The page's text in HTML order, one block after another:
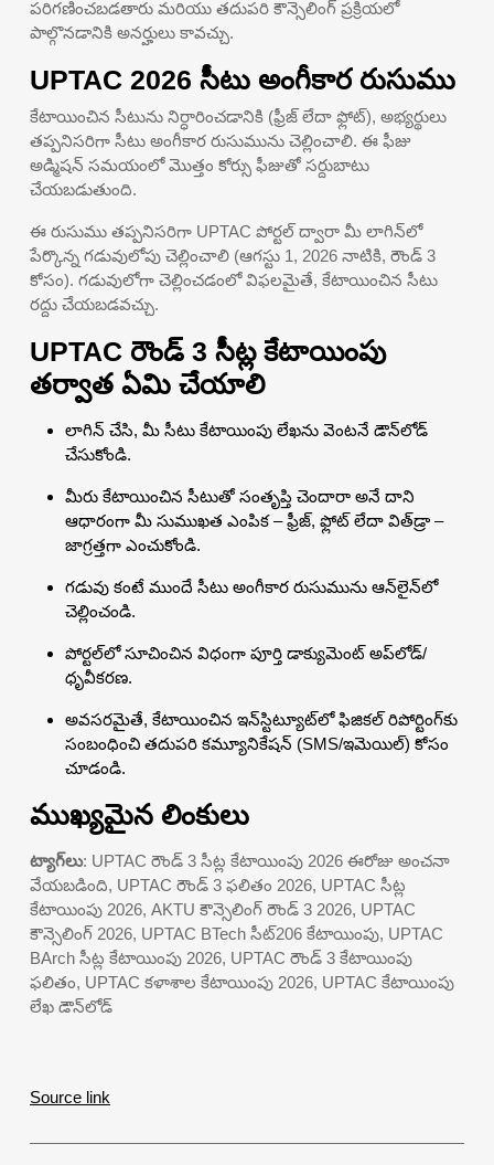
పరిగణించబడతారు మరియు తదుపరి కౌన్సెలింగ్ ప్రక్రియలో
పాల్గొనడానికి అనర్హులు కావచ్చు.
UPTAC 2026 సీటు అంగీకార రుసుము
కేటాయించిన సీటును నిర్ధారించడానికి (ఫ్రీజ్ లేదా ఫ్లోట్), అభ్యర్థులు
తప్పనిసరిగా సీటు అంగీకార రుసుమును చెల్లించాలి. ఈ ఫీజు
అడ్మిషన్ సమయంలో మొత్తం కోర్సు ఫీజుతో సర్దుబాటు
చేయబడుతుంది.
ఈ రుసుము తప్పనిసరిగా UPTAC పోర్టల్ ద్వారా మీ లాగిన్‌లో
పేర్కొన్న గడువులోపు చెల్లించాలి (ఆగస్టు 1, 2026 నాటికి, రౌండ్ 3
కోసం). గడువులోగా చెల్లించడంలో విఫలమైతే, కేటాయించిన సీటు
రద్దు చేయబడవచ్చు.
UPTAC రౌండ్ 3 సీట్ల కేటాయింపు
తర్వాత ఏమి చేయాలి
లాగిన్ చేసి, మీ సీటు కేటాయింపు లేఖను వెంటనే డౌన్‌లోడ్
చేసుకోండి.
మీరు కేటాయించిన సీటుతో సంతృప్తి చెందారా అనే దాని
ఆధారంగా మీ సుముఖత ఎంపిక – ఫ్రీజ్, ఫ్లోట్ లేదా విత్‌డ్రా –
జాగ్రత్తగా ఎంచుకోండి.
గడువు కంటే ముందే సీటు అంగీకార రుసుమును ఆన్‌లైన్‌లో
చెల్లించండి.
పోర్టల్‌లో సూచించిన విధంగా పూర్తి డాక్యుమెంట్ అప్‌లోడ్/
ధృవీకరణ.
అవసరమైతే, కేటాయించిన ఇన్‌స్టిట్యూట్‌లో ఫిజికల్ రిపోర్టింగ్‌కు
సంబంధించి తదుపరి కమ్యూనికేషన్ (SMS/ఇమెయిల్) కోసం
చూడండి.
ముఖ్యమైన లింకులు
ట్యాగ్‌లు: UPTAC రౌండ్ 3 సీట్ల కేటాయింపు 2026 ఈరోజు అంచనా
వేయబడింది, UPTAC రౌండ్ 3 ఫలితం 2026, UPTAC సీట్ల
కేటాయింపు 2026, AKTU కౌన్సెలింగ్ రౌండ్ 3 2026, UPTAC
కౌన్సెలింగ్ 2026, UPTAC BTech సీట్206 కేటాయింపు, UPTAC
BArch సీట్ల కేటాయింపు 2026, UPTAC రౌండ్ 3 కేటాయింపు
ఫలితం, UPTAC కళాశాల కేటాయింపు 2026, UPTAC కేటాయింపు
లేఖ డౌన్‌లోడ్
Source link